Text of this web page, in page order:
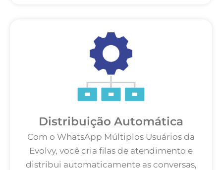
Distribuição Automática
Com o WhatsApp Múltiplos Usuários da
Evolvy, você cria filas de atendimento e
distribui automaticamente as conversas,